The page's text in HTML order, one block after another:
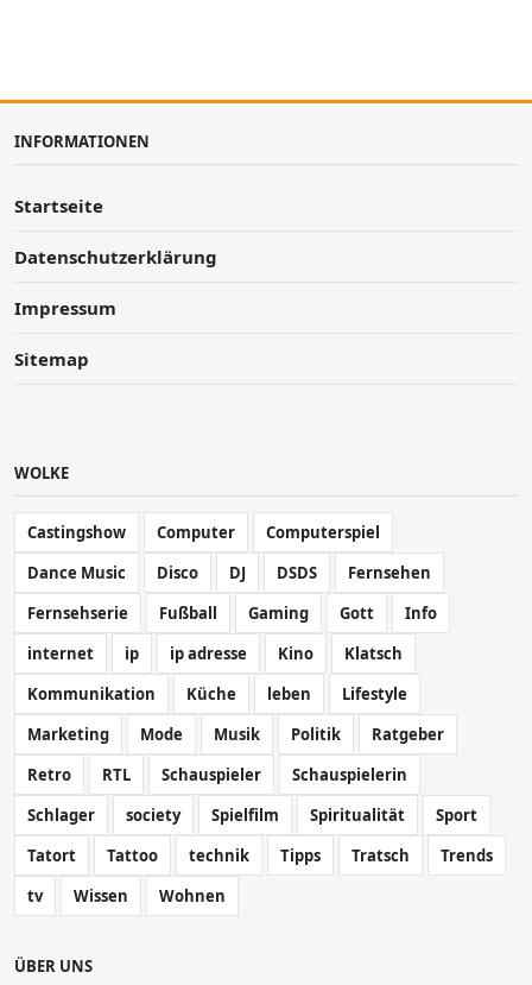
INFORMATIONEN
Startseite
Datenschutzerklärung
Impressum
Sitemap
WOLKE
Castingshow Computer
Computerspiel
Dance Music
Disco DJ DSDS
Fernsehen
Fernsehserie
Fußball Gaming Gott
Info
internet
ip ip adresse Kino
Klatsch
Kommunikation
Küche leben
Lifestyle
Marketing
Mode Musik Politik
Ratgeber
Retro
RTL Schauspieler
Schauspielerin
Schlager
society Spielfilm Spiritualität
Sport
Tatort
Tattoo technik Tipps Tratsch
Trends
tv
Wissen Wohnen
ÜBER UNS